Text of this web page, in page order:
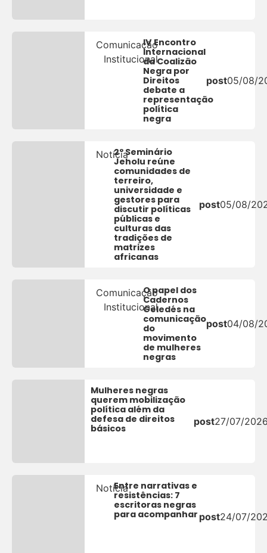
Comunicação
Institucional
IV Encontro
Internacional
da Coalizão
Negra por
Direitos
debate a
representação
política
negra
post05/08/
Notícia2º Seminário
Jeholu reúne
comunidades de
terreiro,
universidade e
gestores para
discutir políticas
públicas e
culturas das
tradições de
matrizes
africanas
post05/08/
Comunicação
Institucional
O papel dos
Cadernos
Geledés na
comunicação
do
movimento
de mulheres
negras
post04/08/
Mulheres negras
querem mobilização
política além da
defesa de direitos
básicos
post27/07/
NotíciaEntre narrativas e
resistências: 7
escritoras negras
para acompanhar post24/07/